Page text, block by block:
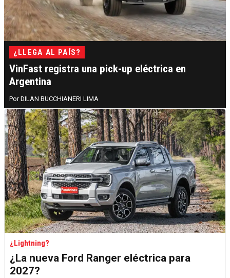
¿LLEGA AL PAÍS?
VinFast registra una pick-up eléctrica en
Argentina
DILAN BUCCHIANERI LIMA
¿Lightning?
¿La nueva Ford Ranger eléctrica para
2027?